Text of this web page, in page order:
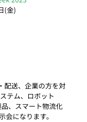
(金)
配送、企業の方を対
テム、ロボット
、スマート物流化
会になります。